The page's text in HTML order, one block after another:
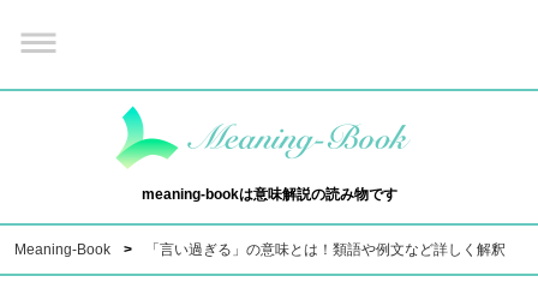
meaning-bookは意味解説の読み物です
Meaning-Book 「言い過ぎる」の意味とは！類語や例文など詳しく解釈